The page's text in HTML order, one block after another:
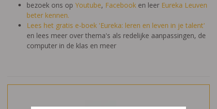
bezoek ons op Youtube, Facebook en leer Eureka Leuven
beter kennen.
Lees het gratis e-boek 'Eureka: leren en leven in je talent'
en lees meer over thema's als redelijke aanpassingen, de
computer in de klas en meer